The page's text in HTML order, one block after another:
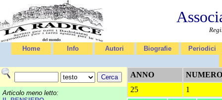
Home Info Autori Biografie Periodici
Articolo meno letto:
ANNO
NUMERO
25
1